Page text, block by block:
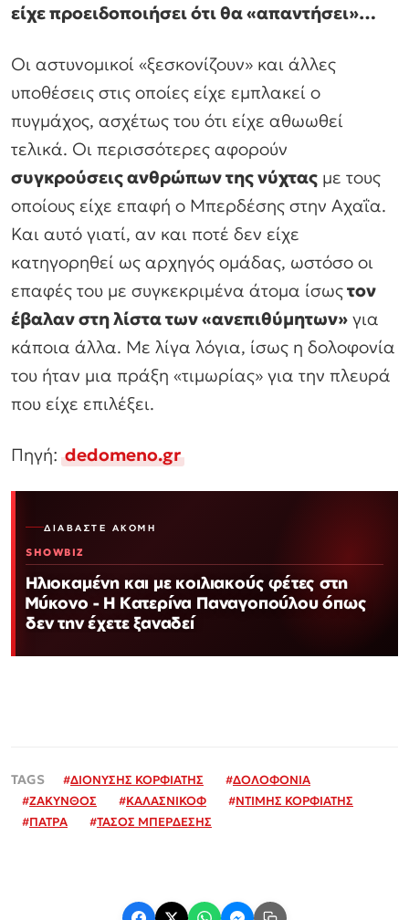
είχε προειδοποιήσει ότι θα «απαντήσει»…
Οι αστυνομικοί «ξεσκονίζουν» και άλλες
υποθέσεις στις οποίες είχε εμπλακεί ο
πυγμάχος, ασχέτως του ότι είχε αθωωθεί
τελικά. Οι περισσότερες αφορούν
συγκρούσεις ανθρώπων της νύχτας με τους
οποίους είχε επαφή ο Μπερδέσης στην Αχαΐα.
Και αυτό γιατί, αν και ποτέ δεν είχε
κατηγορηθεί ως αρχηγός ομάδας, ωστόσο οι
επαφές του με συγκεκριμένα άτομα ίσωςτον
έβαλαν στη λίστα των «ανεπιθύμητων» για
κάποια άλλα. Με λίγα λόγια, ίσως η δολοφονία
του ήταν μια πράξη «τιμωρίας» για την πλευρά
που είχε επιλέξει.
Πηγή:dedomeno.gr
ΔΙΑΒΆΣΤΕ ΑΚΌΜΗ
SHOWBIZ
Ηλιοκαμένη και με κοιλιακούς φέτες στη
Μύκονο - Η Κατερίνα Παναγοπούλου όπως
δεν την έχετε ξαναδεί
#ΔΙΟΝΥΣΗΣ ΚΟΡΦΙΑΤΗΣ #ΔΟΛΟΦΟΝΙΑ
#ΖΑΚΥΝΘΟΣ #ΚΑΛΑΣΝΙΚΟΦ #ΝΤΙΜΗΣ ΚΟΡΦΙΑΤΗΣ
#ΠΑΤΡΑ #ΤΑΣΟΣ ΜΠΕΡΔΕΣΗΣ